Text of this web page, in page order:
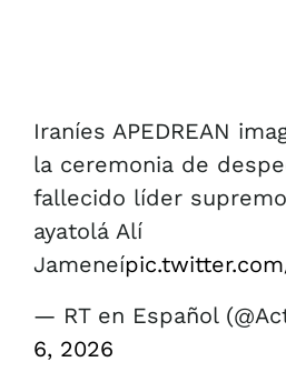
Iraníes APEDREAN
la ceremonia de
fallecido líder
ayatolá Alí
Jameneí
— RT en Español
6, 2026